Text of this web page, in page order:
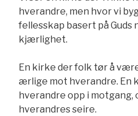
hverandre, men hvor vi
fellesskap basert på Guds
kjærlighet.
En kirke der folk tør å
ærlige mot hverandre. En
hverandre opp i motgang,
hverandres seire.